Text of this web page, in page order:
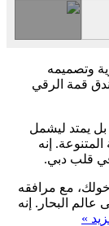
وتصميمه
قمة الرقي
يمتد ليشمل
إنه
في قلب دبي.
مع مرافقه
عالم البحار. إنه
»